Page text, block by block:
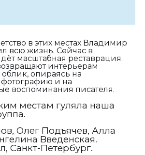
в этих местах Владимир
всю жизнь. Сейчас в
масштабная реставрация.
интерьерам
опираясь на
и на
воспоминания писателя.
местам гуляла наша
Олег Подъячев, Алла
Введенская.
Санкт-Петербург.